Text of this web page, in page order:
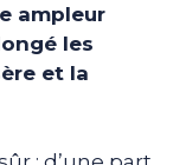
ampleur
les
et la